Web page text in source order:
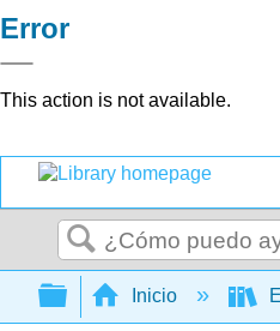
Error
This action is not available.
Buscar
Expandir/
Inicio